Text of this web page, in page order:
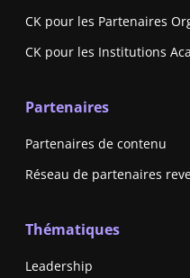
CK pour les Partenaires
CK pour les Institutions
Partenaires
Partenaires de contenu
Réseau de partenaires
Thématiques
Leadership